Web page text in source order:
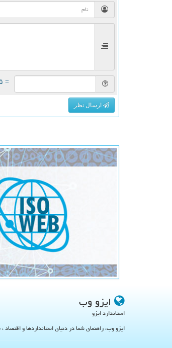
= ۵ بعلاوه ۱
ارسال نظر
ایزو وب
استاندارد ایزو
ایزو وب، راهنمای شما در دنیای استانداردها و اقتصاد